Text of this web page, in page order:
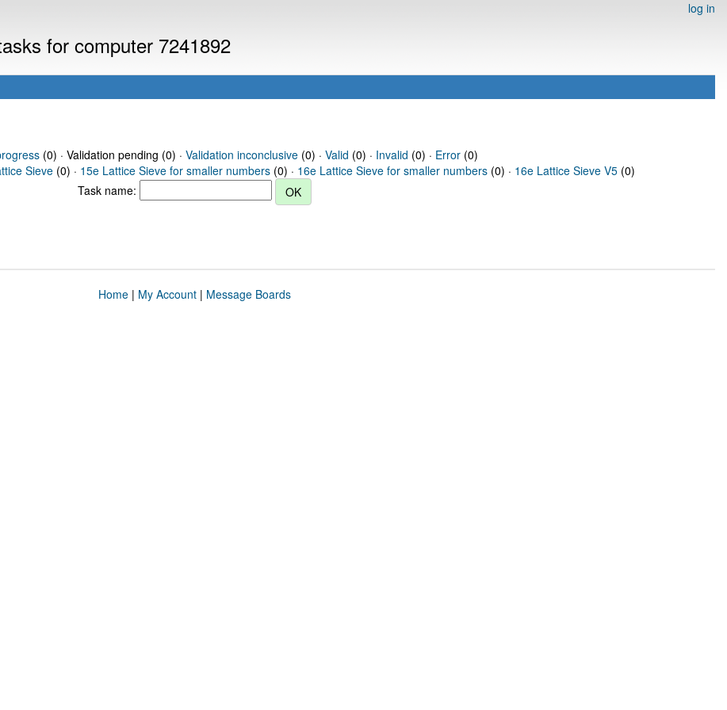
log in
for computer 7241892
(0) · Validation pending (0) · Validation inconclusive(0) · Valid (0) · Invalid (0) · Error(0)
Sieve (0) · 15e Lattice Sieve for smaller numbers (0) · 16e Lattice Sieve for smaller numbers (0) · 16e Lattice Sieve V5 (0)
Task name:
Home| My Account| Message Boards